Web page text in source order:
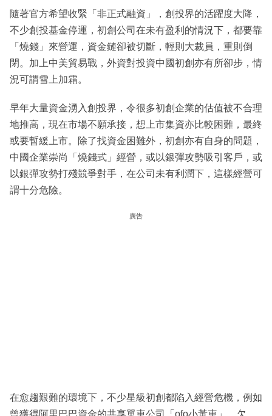
隨著官方希望收緊「非正式融資」，創投界的活躍度大降，
不少創投基金停運，初創公司在未有盈利的情況下，都要靠
「燒錢」來營運，資金鏈卻被切斷，輕則大裁員，重則倒
閉。加上中美貿易戰，外資對投資中國初創亦有所卻步，情
況可謂雪上加霜。
早年大量資金湧入創投界，令很多初創企業的估值被不合理
地推高，現在市場不願承接，想上市集資亦比較困難，最終
或要暫緩上市。除了找資金困難外，初創亦有自身的問題，
中國企業崇尚「燒錢式」經營，或以銀彈攻勢吸引客戶，或
以銀彈攻勢打殘競爭對手，在公司未有利潤下，這樣經營可
謂十分危險。
廣告
在愈趨艱難的環境下，不少星級初創都陷入經營危機，例如
曾獲得阿里巴巴資金的共享單車公司「ofo小黃車」，欠